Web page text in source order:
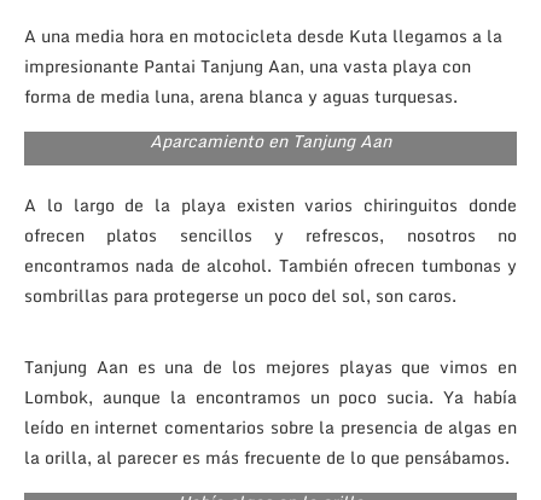
A una media hora en motocicleta desde Kuta llegamos a la
impresionante Pantai Tanjung Aan, una vasta playa con
forma de media luna, arena blanca y aguas turquesas.
Aparcamiento en Tanjung Aan
A lo largo de la playa existen varios chiringuitos donde
ofrecen platos sencillos y refrescos, nosotros no
encontramos nada de alcohol. También ofrecen tumbonas y
sombrillas para protegerse un poco del sol, son caros.
Tanjung Aan es una de los mejores playas que vimos en
Lombok, aunque la encontramos un poco sucia. Ya había
leído en internet comentarios sobre la presencia de algas en
la orilla, al parecer es más frecuente de lo que pensábamos.